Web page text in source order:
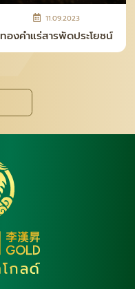
11.09.2023
ทองคำแร่สารพัดประโยชน์